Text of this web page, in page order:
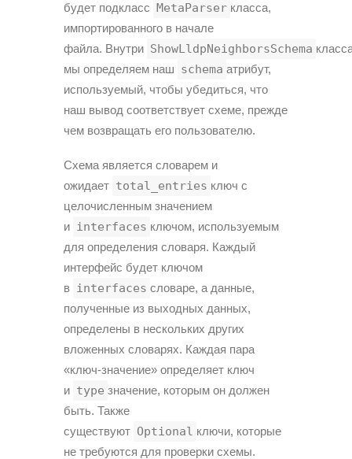
будет подкласс MetaParser класса,
импортированного в начале
файла. Внутри ShowLldpNeighborsSchema
мы определяем наш schema атрибут,
используемый, чтобы убедиться, что
наш вывод соответствует схеме, прежде
чем возвращать его пользователю.
Схема является словарем и
ожидает total_entries ключ с
целочисленным значением
и interfaces ключом, используемым
для определения словаря. Каждый
интерфейс будет ключом
в interfaces словаре, а данные,
полученные из выходных данных,
определены в нескольких других
вложенных словарях. Каждая пара
«ключ-значение» определяет ключ
и type значение, которым он должен
быть. Также
существуют Optional ключи, которые
не требуются для проверки схемы.